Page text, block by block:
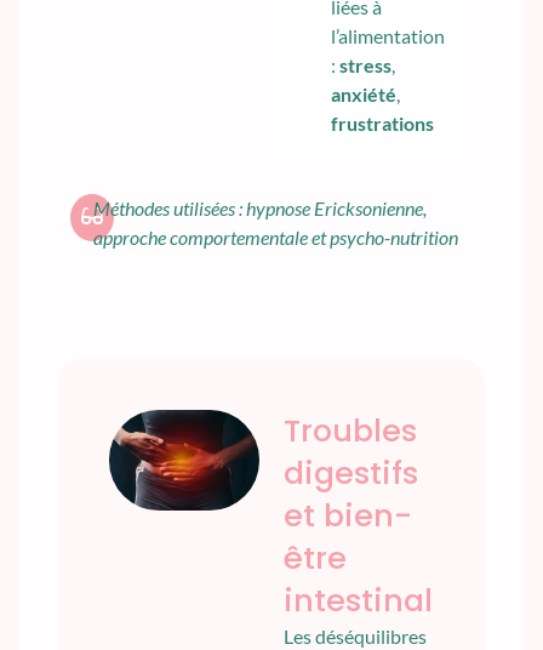
liées à
l’alimentation
: stress,
anxiété,
frustrations
Méthodes utilisées : hypnose Ericksonienne,
approche comportementale et psycho-nutrition
Troubles
digestifs
et bien-
être
intestinal
Les déséquilibres